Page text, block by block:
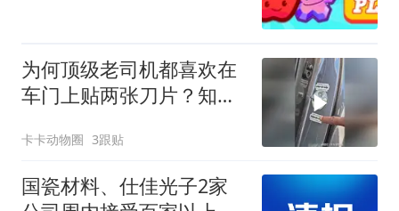
为何顶级老司机都喜欢在
车门上贴两张刀片？知道
卡卡动物圈 3跟贴
国瓷材料、仕佳光子2家